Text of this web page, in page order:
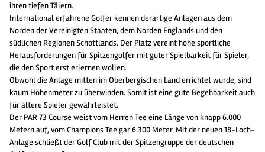
ihren tiefen Tälern.
International erfahrene Golfer kennen derartige Anlagen aus dem
Norden der Vereinigten Staaten, dem Norden Englands und den
südlichen Regionen Schottlands. Der Platz vereint hohe sportliche
Herausforderungen für Spitzengolfer mit guter Spielbarkeit für Spieler,
die den Sport erst erlernen wollen.
Obwohl die Anlage mitten im Oberbergischen Land errichtet wurde, sind
kaum Höhenmeter zu überwinden. Somit ist eine gute Begehbarkeit auch
für ältere Spieler gewährleistet.
Der PAR 73 Course weist vom Herren Tee eine Länge von knapp 6.000
Metern auf, vom Champions Tee gar 6.300 Meter. Mit der neuen 18-Loch-
Anlage schließt der Golf Club mit der Spitzengruppe der deutschen